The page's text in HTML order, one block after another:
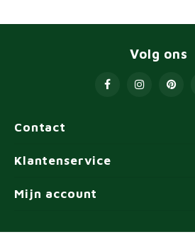
Contact
Volg ons
Klantenservice
Mijn account